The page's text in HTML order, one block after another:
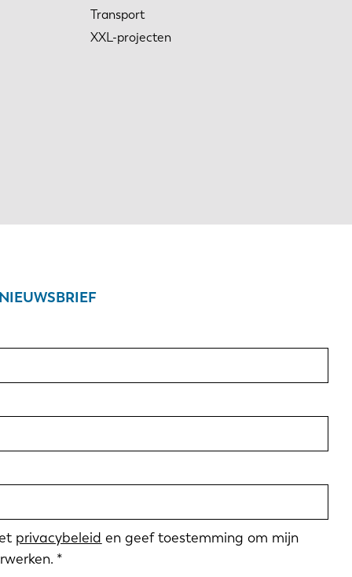
Transport
XXL-projecten
privacybeleid en geef toestemming om mijn